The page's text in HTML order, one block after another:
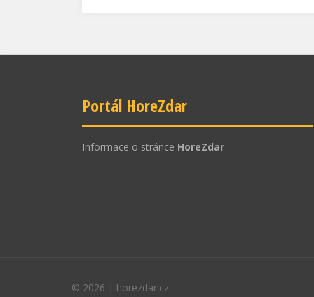
Portál HoreZdar
Informace o stránce HoreZdar
© 2026 | horezdar.cz